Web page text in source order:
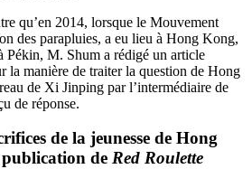
qu’en 2014, lorsque le Mouvement
des parapluies, a eu lieu à Hong Kong,
Pékin, M. Shum a rédigé un article
la manière de traiter la question de Hong
de Xi Jinping par l’intermédiaire de
de réponse.
de la jeunesse de Hong
de Red Roulette